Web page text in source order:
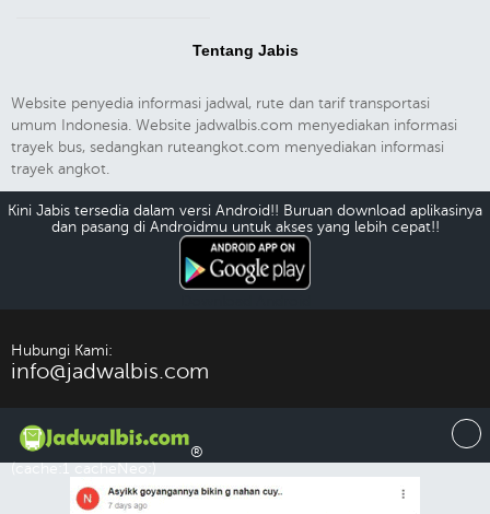
Tentang Jabis
Website penyedia informasi jadwal, rute dan tarif transportasi
umum Indonesia. Website jadwalbis.com menyediakan informasi
trayek bus, sedangkan ruteangkot.com menyediakan informasi
trayek angkot.
Kini Jabis tersedia dalam versi Android!! Buruan download aplikasinya
dan pasang di Androidmu untuk akses yang lebih cepat!!
Hubungi Kami:
info@jadwalbis.com
®
(cache:1 cacheNeo:)